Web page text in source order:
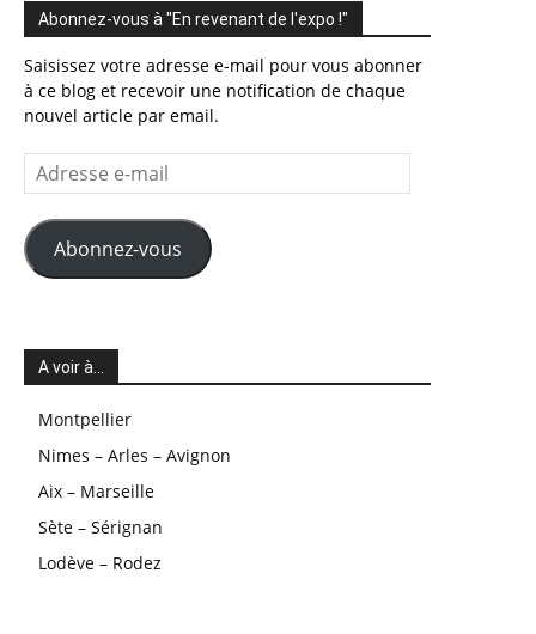
Abonnez-vous à "En revenant de l'expo !"
Saisissez votre adresse e-mail pour vous abonner
à ce blog et recevoir une notification de chaque
nouvel article par email.
Adresse
e-
mail
Abonnez-vous
A voir à…
Montpellier
Nimes – Arles – Avignon
Aix – Marseille
Sète – Sérignan
Lodève – Rodez